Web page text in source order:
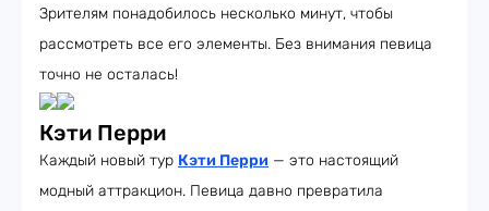
Зрителям понадобилось несколько минут, чтобы
рассмотреть все его элементы. Без внимания певица
точно не осталась!
Кэти Перри
Каждый новый тур Кэти Перри — это настоящий
модный аттракцион. Певица давно превратила